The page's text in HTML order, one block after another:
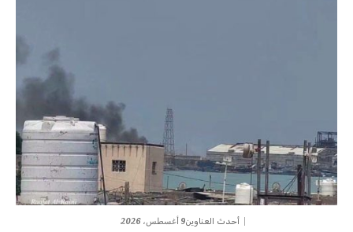
أحدث العناوين9 أغسطس، 2026